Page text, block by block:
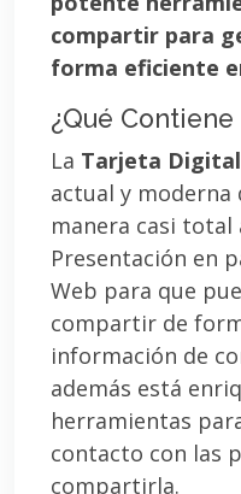
compartir para
forma eficiente
¿Qué
La Tarjeta Digital
actual y moderna
manera casi total
Presentación en
Web para que
compartir de
información de
además está
herramientas
contacto con las
compartirla.